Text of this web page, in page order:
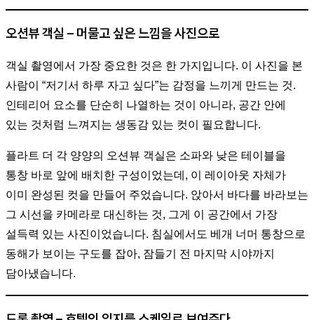
오션뷰 객실 – 머물고 싶은 느낌을 사진으로
객실 촬영에서 가장 중요한 것은 한 가지입니다. 이 사진을 본
사람이 “저기서 하루 자고 싶다”는 감정을 느끼게 만드는 것.
인테리어 요소를 단순히 나열하는 것이 아니라, 공간 안에
있는 것처럼 느껴지는 생동감 있는 컷이 필요합니다.
플라트 더 각 양양의 오션뷰 객실은 소파와 낮은 테이블을
통창 바로 앞에 배치한 구성이었는데, 이 레이아웃 자체가
이미 완성된 컷을 만들어 주었습니다. 앉아서 바다를 바라보는
그 시선을 카메라로 대신하는 것, 그게 이 공간에서 가장
설득력 있는 사진이었습니다. 침실에서도 베개 너머 통창으로
동해가 보이는 구도를 잡아, 잠들기 전 마지막 시야까지
담아냈습니다.